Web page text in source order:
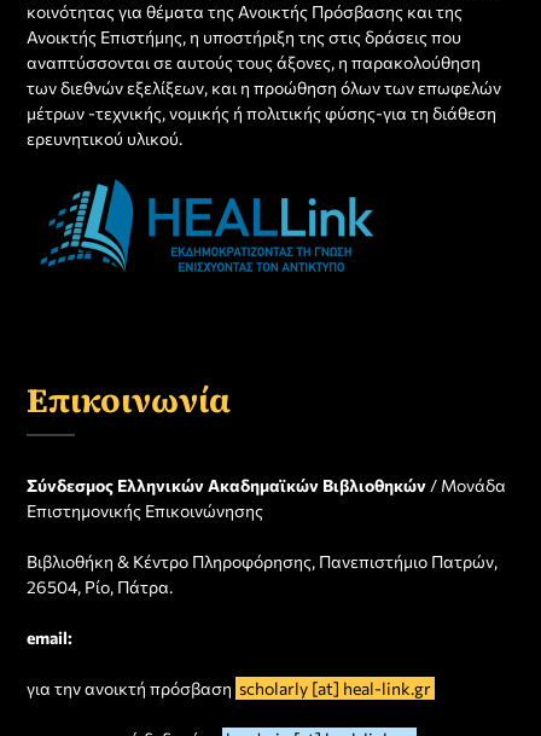
κοινότητας για θέματα της Ανοικτής Πρόσβασης και της
Ανοικτής Επιστήμης, η υποστήριξη της στις δράσεις που
αναπτύσσονται σε αυτούς τους άξονες, η παρακολούθηση
των διεθνών εξελίξεων, και η προώθηση όλων των επωφελών
μέτρων -τεχνικής, νομικής ή πολιτικής φύσης-για τη διάθεση
ερευνητικού υλικού.
Επικοινωνία
Σύνδεσμος Ελληνικών Ακαδημαϊκών Βιβλιοθηκών / Μονάδα
Επιστημονικής Επικοινώνησης
Βιβλιοθήκη & Κέντρο Πληροφόρησης, Πανεπιστήμιο Πατρών,
26504, Ρίο, Πάτρα.
email:
για την ανοικτή πρόσβαση scholarly [at] heal-link.gr